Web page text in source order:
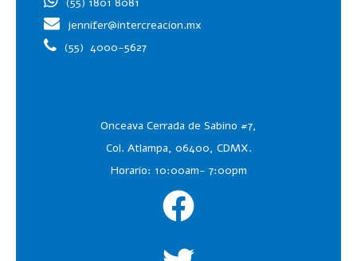
jennifer@intercreacion.mx
(55) 4000-5627
Onceava Cerrada de Sabino #7,
Col. Atlampa, 06400, CDMX.
Horario: 10:00am- 7:00pm